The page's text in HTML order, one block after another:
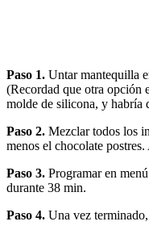
Paso 1. Untar mantequilla
(Recordad que otra opción
molde de silicona, y habría
Paso 2. Mezclar todos los
menos el chocolate
Paso 3. Programar en
durante 38 min.
Paso 4. Una vez